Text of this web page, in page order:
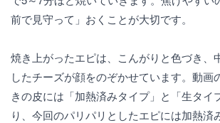
前で見守って」おくことが大切です。
焼き上がったエピは、こんがりと色づき、
したチーズが顔をのぞかせています。動画
きの皮には「加熱済みタイプ」と「生タイ
り、今回のパリパリとしたエピには加熱済